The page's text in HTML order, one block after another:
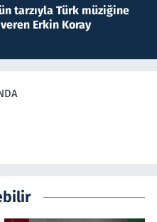
tarzıyla Türk müziğine
Erkin Koray